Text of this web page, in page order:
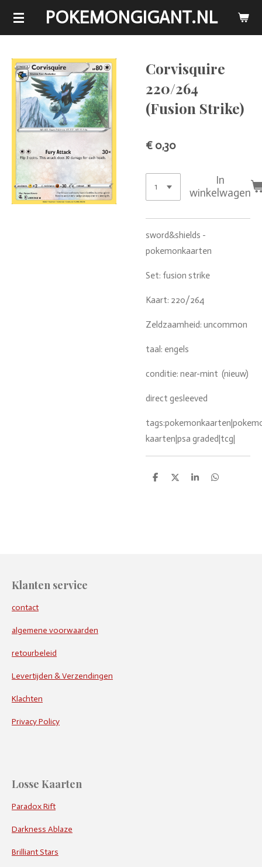
Ga
de
hoofdinhoud
POKEMONGIGANT.NL
Corvisquire
220/264
(Fusion Strike)
€ 0,30
In
winkelwagen
sword&shields -
pokemonkaarten
Set: fusion strike
Kaart: 220/264
Zeldzaamheid: uncommon
taal: engels
conditie: near-mint (nieuw)
direct gesleeved
kaarten|psa graded|tcg|
D
D
S
D
Klanten service
contact
algemene voorwaarden
retourbeleid
Levertijden & Verzendingen
Klachten
Privacy Policy
Losse Kaarten
Paradox Rift
Darkness Ablaze
Brilliant Stars